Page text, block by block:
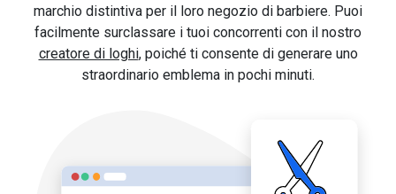
marchio distintiva per il loro negozio di barbiere. Puoi
facilmente surclassare i tuoi concorrenti con il nostro
creatore di loghi, poiché ti consente di generare uno
straordinario emblema in pochi minuti.